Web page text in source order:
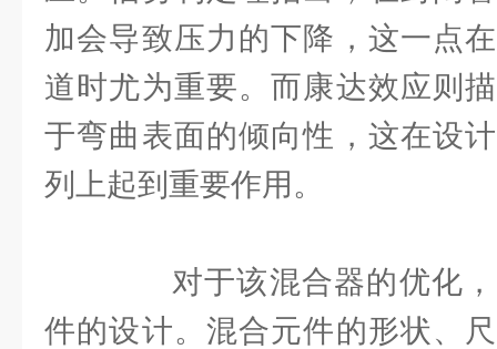
加会导致压力的下降，这一点
道时尤为重要。而康达效应则
于弯曲表面的倾向性，这在设
列上起到重要作用。
对于该混合器的优化，
件的设计。混合元件的形状、